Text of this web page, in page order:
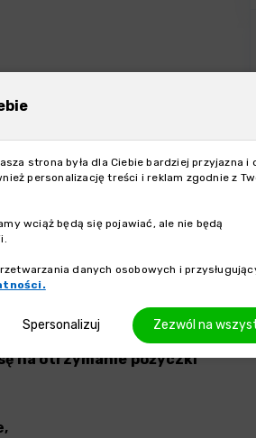
pożyczki,
Proces
transakcję, będziesz
np. mieszkasz z dala od
Banki oceniają ją na
zobowiązań, sytuacji
na otrzymanie pożyczki
strona była dla Ciebie bardziej przyjazna i
personalizację treści i reklam zgodnie z
wciąż będą się pojawiać, ale nie będą
danych osobowych i
Spersonalizuj Zezwól na